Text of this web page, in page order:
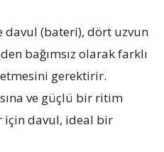
davul (bateri), dört uzvun
bağımsız olarak farklı
gerektirir.
ve güçlü bir ritim
için davul, ideal bir